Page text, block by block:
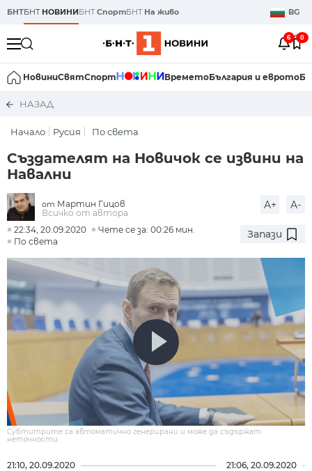
БНТБНТ НОВИНИБНТСпортБНТ На живо BG
6 0
НовиниСвятСпорт ВреметоБългария и еврото
НАЗАД
Начало Русия По света
Създателят на Новичок се извини на
Навални
от Мартин Гицов
Всичко от автора
A+ A-
22:34, 20.09.2020
Чете се за: 00:26 мин.
По света
Запази
Субтитрите са автоматично генерирани и може да съдържат
неточности.
21:10, 20.09.2020 21:06, 20.09.2020